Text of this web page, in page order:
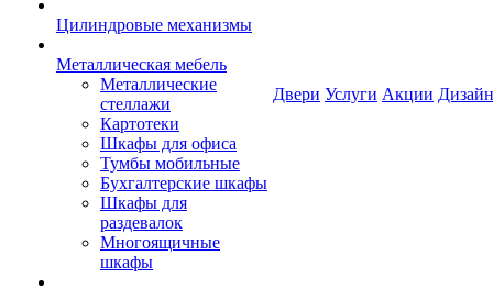
Цилиндровые механизмы
Металлическая мебель
Металлические
стеллажи
Картотеки
Шкафы для офиса
Тумбы мобильные
Бухгалтерские шкафы
Шкафы для
раздевалок
Многоящичные
шкафы
Двери Услуги Акции